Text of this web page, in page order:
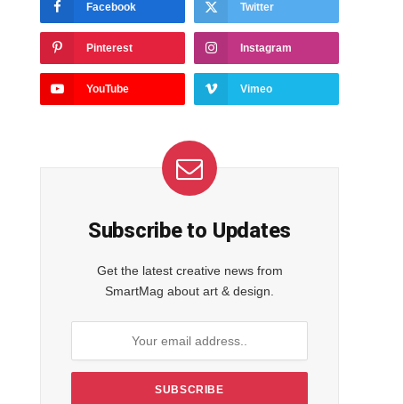
Facebook Twitter
Pinterest Instagram
YouTube Vimeo
Subscribe to Updates
Get the latest creative news from
SmartMag about art & design.